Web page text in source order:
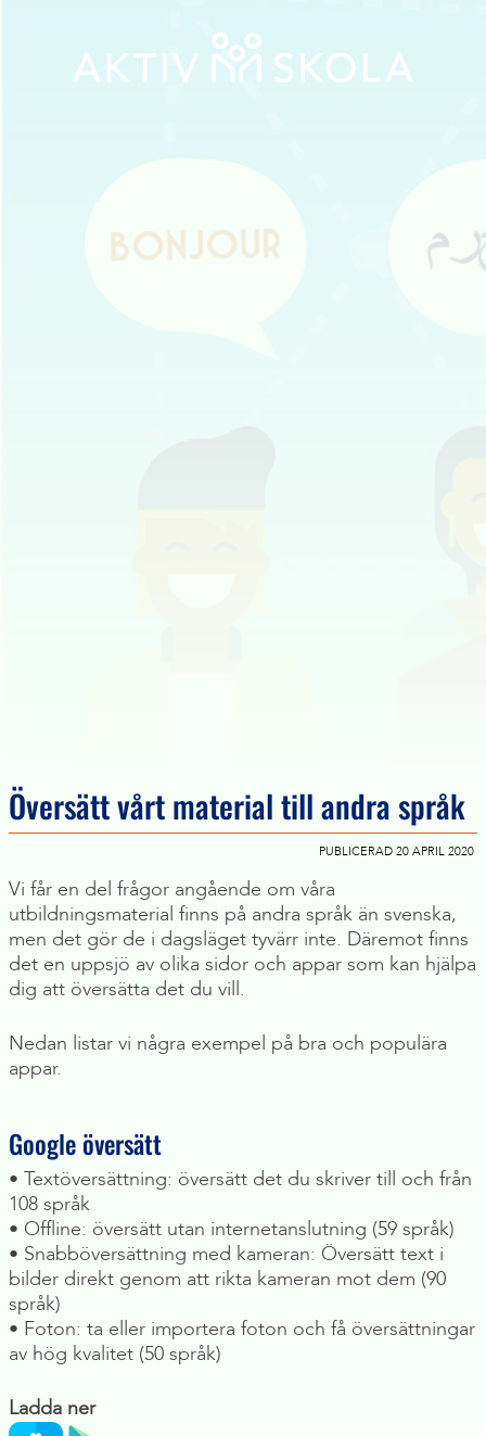
Översätt vårt material till andra språk
PUBLICERAD 20 APRIL 2020
Vi får en del frågor angående om våra
utbildningsmaterial finns på andra språk än svenska,
men det gör de i dagsläget tyvärr inte. Däremot finns
det en uppsjö av olika sidor och appar som kan hjälpa
dig att översätta det du vill.
Nedan listar vi några exempel på bra och populära
appar.
Google översätt
• Textöversättning: översätt det du skriver till och från
108 språk
• Offline: översätt utan internetanslutning (59 språk)
• Snabböversättning med kameran: Översätt text i
bilder direkt genom att rikta kameran mot dem (90
språk)
• Foton: ta eller importera foton och få översättningar
av hög kvalitet (50 språk)
Ladda ner